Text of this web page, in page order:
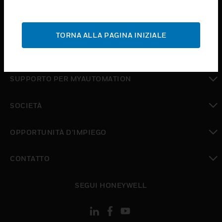
ASSISTENZA
toggle view
toggle view
SUPPORTO PER MYAUTOMATION
SOCIETÀ
OPPORTUNITÀ D’IMPIEGO
CONTATTO
SEGUI HONEYWELL
TORNA ALLA PAGINA INIZIALE